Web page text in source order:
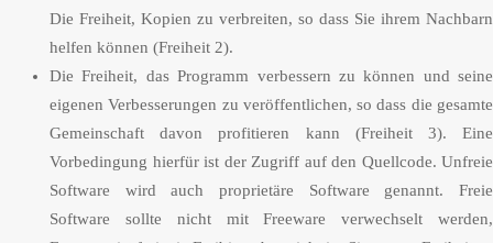
Die Freiheit, Kopien zu verbreiten, so dass Sie ihrem Nachbarn
helfen können (Freiheit 2).
Die Freiheit, das Programm verbessern zu können und seine
eigenen Verbesserungen zu veröffentlichen, so dass die gesamte
Gemeinschaft davon profitieren kann (Freiheit 3). Eine
Vorbedingung hierfür ist der Zugriff auf den Quellcode. Unfreie
Software wird auch proprietäre Software genannt. Freie
Software sollte nicht mit Freeware verwechselt werden,